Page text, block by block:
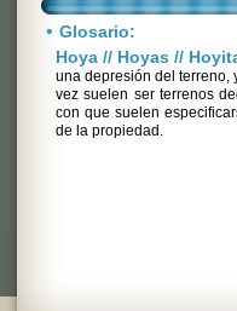
• Glosario:
Hoya // Hoyas //
una depresión del terreno,
vez suelen ser terrenos
con que suelen
de la propiedad.